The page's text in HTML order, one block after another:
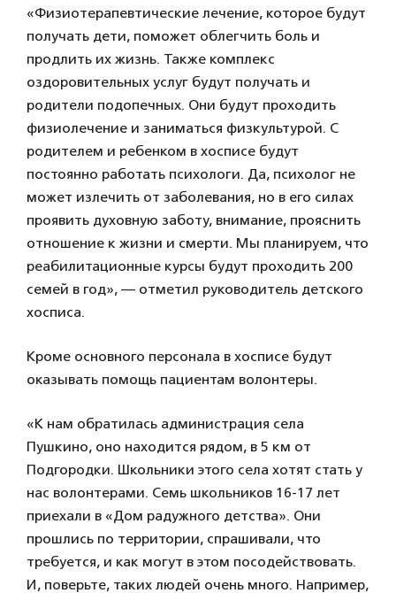
«Физиотерапевтические лечение, которое будут
получать дети, поможет облегчить боль и
продлить их жизнь. Также комплекс
оздоровительных услуг будут получать и
родители подопечных. Они будут проходить
физиолечение и заниматься физкультурой. С
родителем и ребенком в хосписе будут
постоянно работать психологи. Да, психолог не
может излечить от заболевания, но в его силах
проявить духовную заботу, внимание, прояснить
отношение к жизни и смерти. Мы планируем, что
реабилитационные курсы будут проходить 200
семей в год», — отметил руководитель детского
хосписа.
Кроме основного персонала в хосписе будут
оказывать помощь пациентам волонтеры.
«К нам обратилась администрация села
Пушкино, оно находится рядом, в 5 км от
Подгородки. Школьники этого села хотят стать у
нас волонтерами. Семь школьников 16-17 лет
приехали в «Дом радужного детства». Они
прошлись по территории, спрашивали, что
требуется, и как могут в этом посодействовать.
И, поверьте, таких людей очень много. Например,